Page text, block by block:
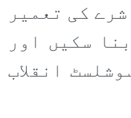
کی تعمیر
سکیں اور
انقلاب